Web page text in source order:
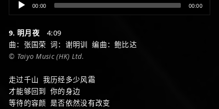
Player
00:00 00:00
9. 明月夜4:09
曲：张国荣 词：谢明训 编曲：鲍比达
© Taiyo Music (HK) Ltd.
走过千山 我历经多少风霜
才能够回到 你的身边
等待的容颜 是否依然没有改变